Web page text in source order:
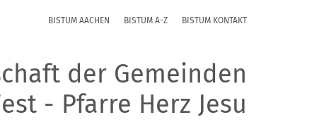
BISTUM AACHEN BISTUM A-Z BISTUM KONTAKT
der Gemeinden
- Pfarre Herz Jesu